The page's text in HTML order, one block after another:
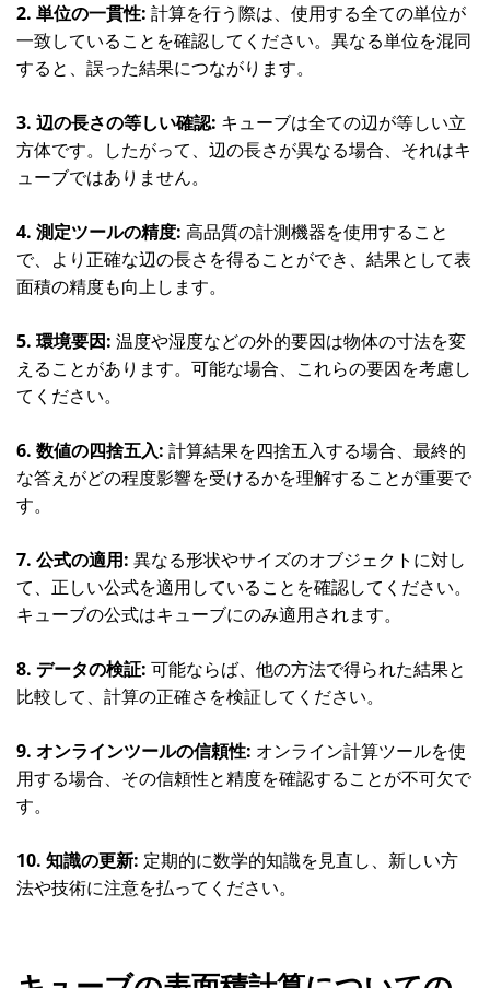
2. 単位の一貫性: 計算を行う際は、使用する全ての単位が
一致していることを確認してください。異なる単位を混同
すると、誤った結果につながります。
3. 辺の長さの等しい確認: キューブは全ての辺が等しい立
方体です。したがって、辺の長さが異なる場合、それはキ
ューブではありません。
4. 測定ツールの精度: 高品質の計測機器を使用すること
で、より正確な辺の長さを得ることができ、結果として表
面積の精度も向上します。
5. 環境要因: 温度や湿度などの外的要因は物体の寸法を変
えることがあります。可能な場合、これらの要因を考慮し
てください。
6. 数値の四捨五入: 計算結果を四捨五入する場合、最終的
な答えがどの程度影響を受けるかを理解することが重要で
す。
7. 公式の適用: 異なる形状やサイズのオブジェクトに対し
て、正しい公式を適用していることを確認してください。
キューブの公式はキューブにのみ適用されます。
8. データの検証: 可能ならば、他の方法で得られた結果と
比較して、計算の正確さを検証してください。
9. オンラインツールの信頼性: オンライン計算ツールを使
用する場合、その信頼性と精度を確認することが不可欠で
す。
10. 知識の更新: 定期的に数学的知識を見直し、新しい方
法や技術に注意を払ってください。